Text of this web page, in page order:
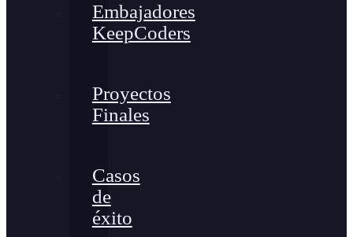
Embajadores
KeepCoders
Proyectos
Finales
Casos
de
éxito